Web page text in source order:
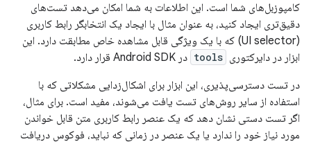
کامپوزبل‌های شما است. این اطلاعات به شما امکان می‌دهد تست‌های
دقیق‌تری ایجاد کنید، به عنوان مثال با ایجاد یک انتخابگر رابط کاربری
(UI selector) که با یک ویژگی قابل مشاهده خاص مطابقت دارد. این
ابزار در دایرکتوری tools در Android SDK قرار دارد.
در تست دسترسی‌پذیری، این ابزار برای اشکال‌زدایی مشکلاتی که با
استفاده از سایر روش‌های تست یافت می‌شوند، مفید است. برای مثال،
اگر تست دستی نشان دهد که یک عنصر رابط کاربری متن قابل خواندن
مورد نیاز خود را ندارد یا یک عنصر در زمانی که نباید، فوکوس دریافت